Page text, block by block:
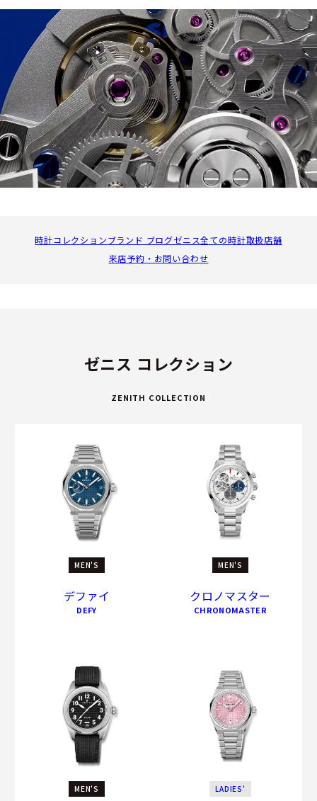
絶えず革新をもたらしてきました。その中でも、1969年に
発表した世界初の自動巻クロノグラフムーブメント、エル・
プリメロは、比類なき精度と高振動の性能によって世界にそ
の名を知られています。
ゼニスのタイムピースには、イノベーションと卓越したクラ
フツマンシップに対する情熱が表れています。「クロノマス
ター」は高精度クロノグラフに関するゼニスの優れた技術を
物語り、「デファイ」は技術革新と大胆なデザインの融合を
実現しています。そして、ゼニスと航空界の深い結びつきを
讃える「パイロット」は、個性豊かなデザインが冒険心をか
クロノメトリーにおいて、2,333件もの賞という類を見ない
受賞歴は、ゼニスの精度に対する揺るぎない姿勢と卓越性の
的横断飛行を成功させたルイ・ブレリオから、成層圏からの
記録的なフリーフォールを達成したフェリックス・バウムガ
ートナーに至るまで、大志を抱いて偉業を成し遂げた人々と
卓越性と革新、そしてその使命を追求してきた160年の歴史
を讃えながら、ゼニスは常にスイスの時計製造界をリード
し、既存のルールにとらわれることなく高みを目指す人々に
勇気を与えています。
1865年から今日まで、そしてこれからも。
時計コレクションブランド ブログゼニス全ての時計取扱店舗
来店予約・お問い合わせ
ゼニス コレクション
ZENITH COLLECTION
MEN'S
デファイ
DEFY
MEN'S
クロノマスター
CHRONOMASTER
MEN'S LADIES'